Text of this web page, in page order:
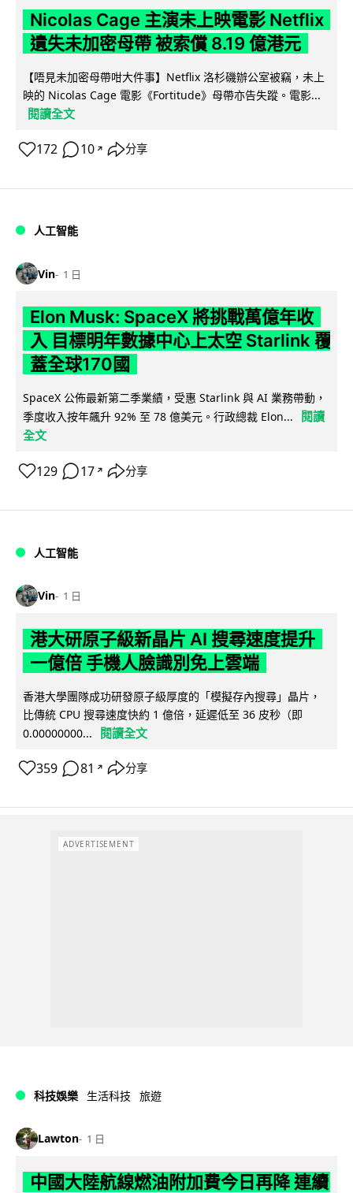
Nicolas Cage 主演未上映電影 Netflix
遺失未加密母帶 被索償 8.19 億港元
【唔見未加密母帶咁大件事】Netflix 洛杉磯辦公室被竊，未上
映的 Nicolas Cage 電影《Fortitude》母帶亦告失蹤。電影...
閱讀全文
172 10 ↗ 分享
人工智能
Vin 1 日
Elon Musk: SpaceX 將挑戰萬億年收
入 目標明年數據中心上太空 Starlink 覆
蓋全球170國
SpaceX 公佈最新第二季業績，受惠 Starlink 與 AI 業務帶動，
季度收入按年飆升 92% 至 78 億美元。行政總裁 Elon...
閱讀
全文
129 17 ↗ 分享
人工智能
Vin 1 日
港大研原子級新晶片 AI 搜尋速度提升
一億倍 手機人臉識別免上雲端
香港大學團隊成功研發原子級厚度的「模擬存內搜尋」晶片，
比傳統 CPU 搜尋速度快約 1 億倍，延遲低至 36 皮秒（即
0.00000000...
閱讀全文
359 81 ↗ 分享
ADVERTISEMENT
科技娛樂 生活科技 旅遊
Lawton 1 日
中國大陸航線燃油附加費今日再降 連續